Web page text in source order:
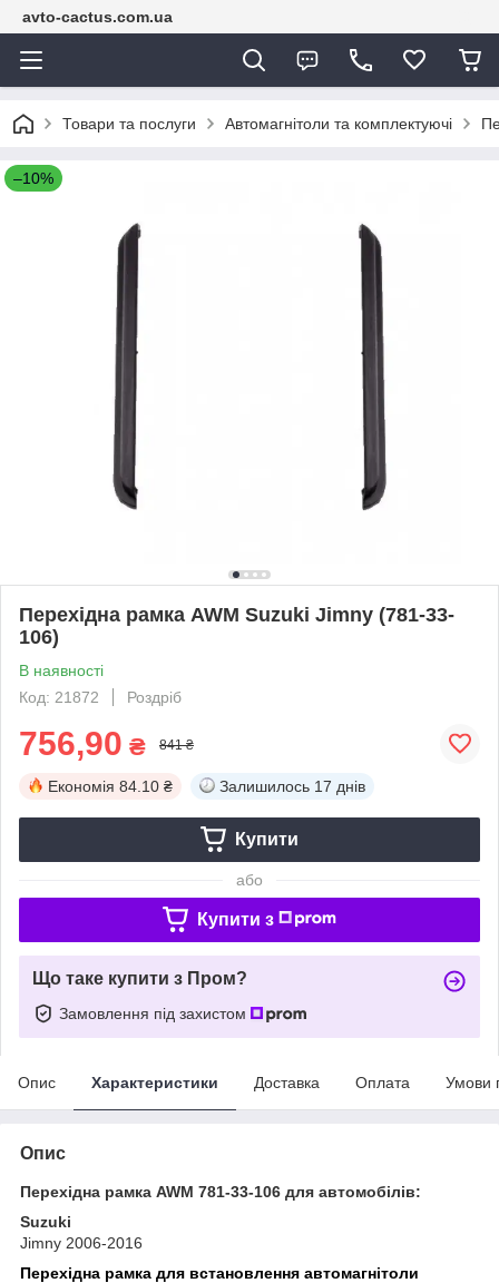
avto-cactus.com.ua
Товари та послуги Автомагнітоли та комплектуючі
–10%
Перехідна рамка AWM Suzuki Jimny (781-33-
106)
В наявності
Код: 21872
Роздріб
756,90 ₴ 841 ₴
Економія 84.10 ₴ Залишилось 17 днів
Купити
або
Купити з
Що таке купити з Пром?
Замовлення під захистом
Опис Характеристики Доставка Оплата Умови
Опис
Перехідна рамка AWM 781-33-106 для автомобілів:
Suzuki
Jimny 2006-2016
Перехідна рамка для встановлення автомагнітоли